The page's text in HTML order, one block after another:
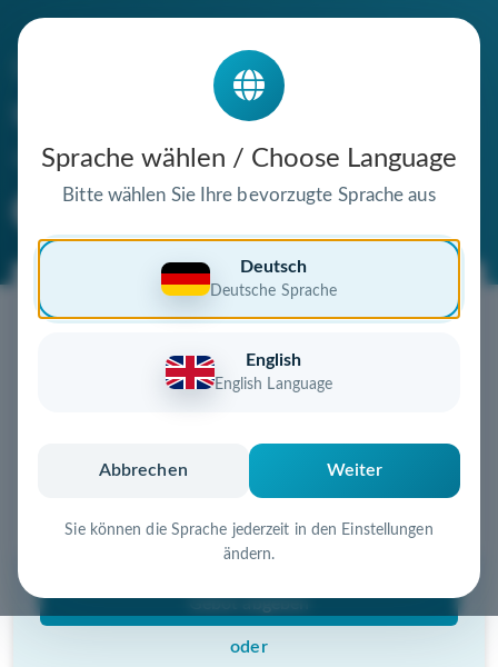
Sprache wählen / Choose Language
Bitte wählen Sie Ihre bevorzugte Sprache aus
Deutsch
Deutsche Sprache
English
English Language
Abbrechen Weiter
Sie können die Sprache jederzeit in den Einstellungen
ändern.
somekindwords.de
steht zum Verkauf
Jetzt diese Wunschdomain
Diese Domain könnte schon bald Ihnen gehören!
Schnell, sicher und unkompliziert zur eigenen
Gebot abgeben
oder